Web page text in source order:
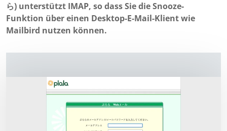
ら) unterstützt IMAP, so dass Sie die Snooze-
Funktion über einen Desktop-E-Mail-Klient wie
Mailbird nutzen können.